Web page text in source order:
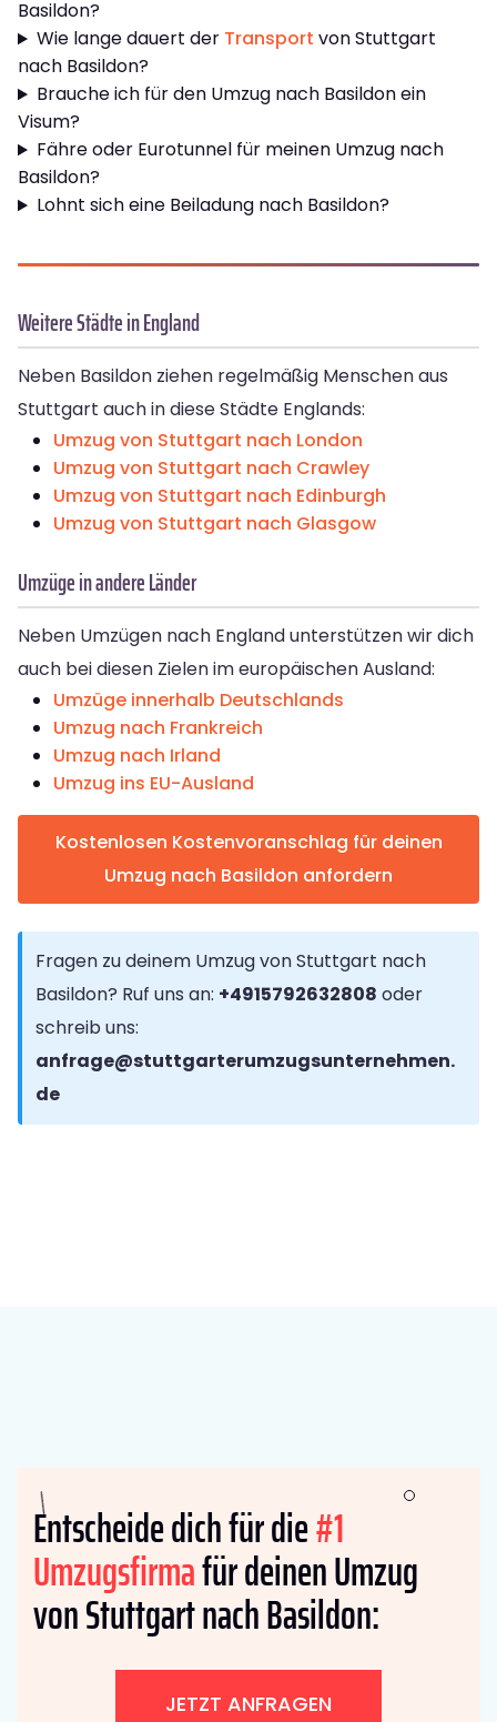
Basildon?
Wie lange dauert der Transport von Stuttgart
nach Basildon?
Brauche ich für den Umzug nach Basildon ein
Visum?
Fähre oder Eurotunnel für meinen Umzug nach
Basildon?
Lohnt sich eine Beiladung nach Basildon?
Weitere Städte in England
Neben Basildon ziehen regelmäßig Menschen aus
Stuttgart auch in diese Städte Englands:
Umzug von Stuttgart nach London
Umzug von Stuttgart nach Crawley
Umzug von Stuttgart nach Edinburgh
Umzug von Stuttgart nach Glasgow
Umzüge in andere Länder
Neben Umzügen nach England unterstützen wir dich
auch bei diesen Zielen im europäischen Ausland:
Umzüge innerhalb Deutschlands
Umzug nach Frankreich
Umzug nach Irland
Umzug ins EU-Ausland
Kostenlosen Kostenvoranschlag für deinen
Umzug nach Basildon anfordern
Fragen zu deinem Umzug von Stuttgart nach
Basildon? Ruf uns an: +4915792632808 oder
schreib uns:
anfrage@stuttgarterumzugsunternehmen.
de
Entscheide dich für die#1
Umzugsfirmafür deinen Umzug
von Stuttgart nach Basildon:
JETZT ANFRAGEN